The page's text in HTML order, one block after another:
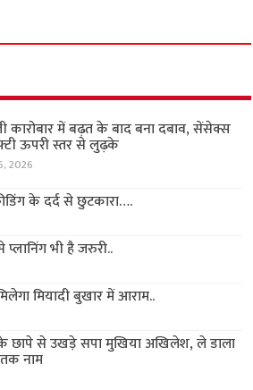
में बढ़त के बाद बना दबाव, सेंसेक्स
ऊपरी स्तर से लुढ़के
2026
के दर्द से छुटकारा….
भी है जरुरी..
मियादी बुखार में आराम..
छापे से उखड़े सपा मुखिया अखिलेश, ले डाला
नाम